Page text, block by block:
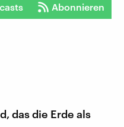
Abonnieren
das die Erde als